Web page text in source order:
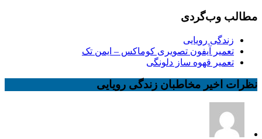
مطالب وب‌گردی
زندگی رویایی
تعمیر آیفون تصویری کوماکس – ایمن تک
تعمیر قهوه ساز دلونگی
نظرات اخیر مخاطبان زندگی رویایی